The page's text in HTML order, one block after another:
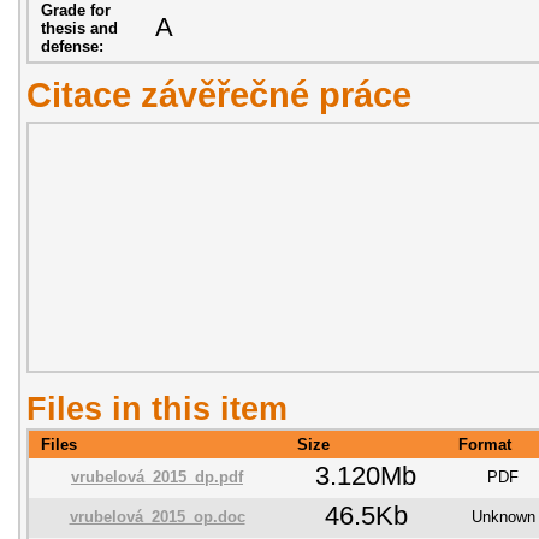
Grade for
thesis and
defense:
A
Citace závěřečné práce
Files in this item
Files Size
Format
vrubelová_2015_dp.pdf
3.120Mb PDF
vrubelová_2015_op.doc 46.5Kb Unknown